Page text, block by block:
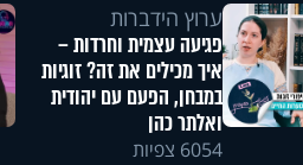
ערוץ הידברות
פגיעה עצמית וחרדות –
איך מכילים את זה? זוגיות
במבחן, הפעם עם יהודית
ואלתר כהן
6054 צפיות